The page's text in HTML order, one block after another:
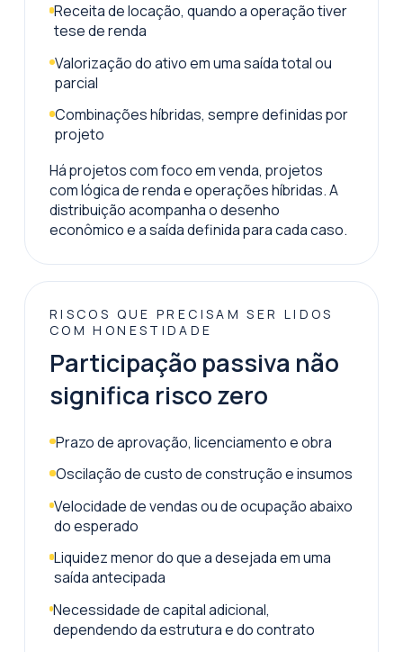
Receita de locação, quando a operação tiver
tese de renda
Valorização do ativo em uma saída total ou
parcial
Combinações híbridas, sempre definidas por
projeto
Há projetos com foco em venda, projetos
com lógica de renda e operações híbridas. A
distribuição acompanha o desenho
econômico e a saída definida para cada caso.
RISCOS QUE PRECISAM SER LIDOS
COM HONESTIDADE
Participação passiva não
significa risco zero
Prazo de aprovação, licenciamento e obra
Oscilação de custo de construção e insumos
Velocidade de vendas ou de ocupação abaixo
do esperado
Liquidez menor do que a desejada em uma
saída antecipada
Necessidade de capital adicional,
dependendo da estrutura e do contrato